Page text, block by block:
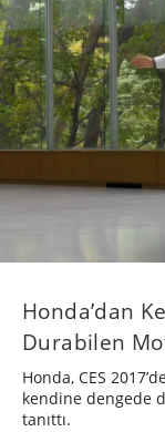
Honda’dan
Durabilen
Honda, CES
kendine dengede
tanıttı.